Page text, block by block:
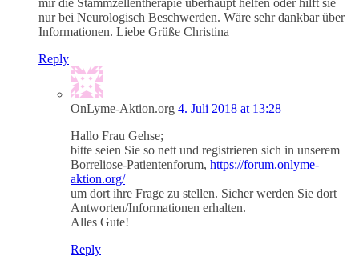
nur bei Neurologisch Beschwerden. Wäre sehr dankbar über
Informationen. Liebe Grüße Christina
Reply
OnLyme-Aktion.org 4. Juli 2018 at 13:28
Hallo Frau Gehse;
bitte seien Sie so nett und registrieren sich in unserem
Borreliose-Patientenforum, https://forum.onlyme-
aktion.org/
um dort ihre Frage zu stellen. Sicher werden Sie dort
Antworten/Informationen erhalten.
Alles Gute!
Reply